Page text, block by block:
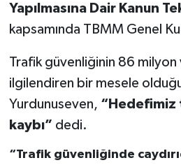
Yapılmasına Dair Kanun
kapsamında TBMM Genel
Trafik güvenliğinin 86 milyon
ilgilendiren bir mesele
Yurdunuseven, “Hedefimiz
kaybı” dedi.
“Trafik güvenliğinde